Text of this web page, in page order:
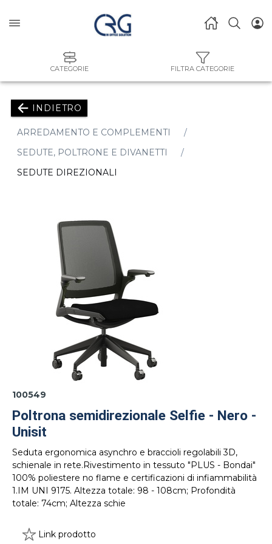
CATEGORIE FILTRA CATEGORIE
INDIETRO
ARREDAMENTO E COMPLEMENTI
SEDUTE, POLTRONE E DIVANETTI
SEDUTE DIREZIONALI
100549
Poltrona semidirezionale Selfie - Nero -
Unisit
Seduta ergonomica asynchro e braccioli regolabili 3D,
schienale in rete.Rivestimento in tessuto "PLUS - Bondai"
100% poliestere no flame e certificazioni di infiammabilità
1.IM UNI 9175. Altezza totale: 98 - 108cm; Profondità
totale: 74cm; Altezza schie
Link prodotto